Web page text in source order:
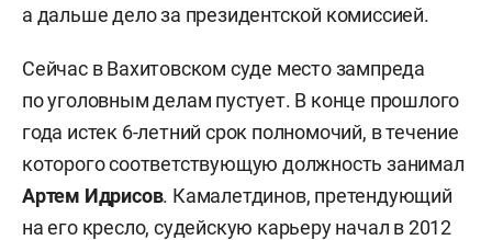
а дальше дело за президентской комиссией.
Сейчас в Вахитовском суде место зампреда
по уголовным делам пустует. В конце прошлого
года истек 6-летний срок полномочий, в течение
которого соответствующую должность занимал
Артем Идрисов. Камалетдинов, претендующий
на его кресло, судейскую карьеру начал в 2012